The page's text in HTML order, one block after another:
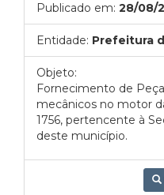
Publicado em: 28/08/
Entidade: Prefeitura
Objeto:
Fornecimento de
mecânicos no motor
1756, pertencente à
deste município.